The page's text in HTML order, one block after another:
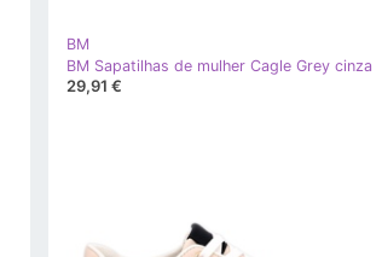
BM
BM Sapatilhas de mulher Cagle Grey cinza
29,91 €